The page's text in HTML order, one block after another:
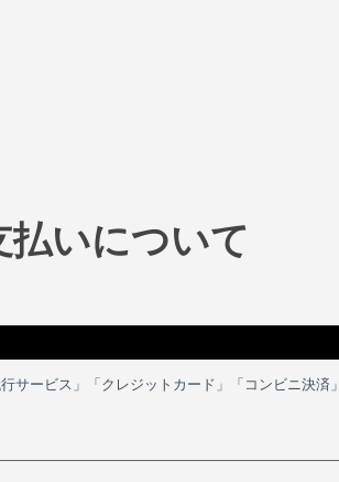
払いについて
ービス」「クレジットカード」「コンビニ決済